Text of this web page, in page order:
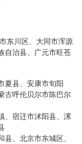
东川区、大同市浑源
自治县、广元市旺苍
夏县、安康市旬阳
古呼伦贝尔市陈巴尔
、宿迁市沭阳县、漯
、北京市东城区、